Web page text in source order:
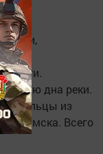
и в
дна реки.
из
Всего